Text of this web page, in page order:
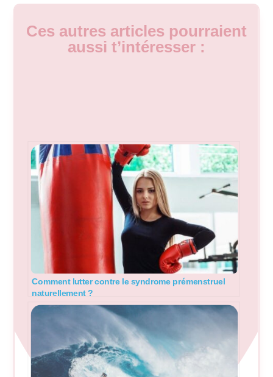
Ces autres articles pourraient
aussi t’intéresser :
Comment lutter contre le syndrome prémenstruel
naturellement ?